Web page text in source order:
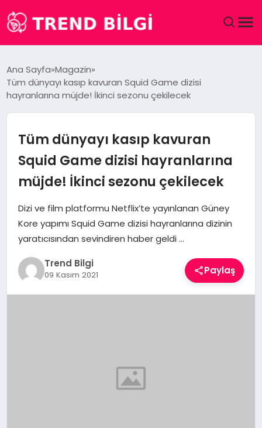
DÜNYA
MAGAZIN
SAĞLIK
SPOR
TEKNOLOJI
Ana Sayfa Magazin
Tüm dünyayı kasıp kavuran Squid Game dizisi
hayranlarına müjde! İkinci sezonu çekilecek
Tüm dünyayı kasıp kavuran
Squid Game dizisi hayranlarına
müjde! İkinci sezonu çekilecek
Dizi ve film platformu Netflix’te yayınlanan Güney
Kore yapımı Squid Game dizisi hayranlarına dizinin
yaratıcısından sevindiren haber geldi …
Trend Bilgi
09 Kasım 2021 Paylaş